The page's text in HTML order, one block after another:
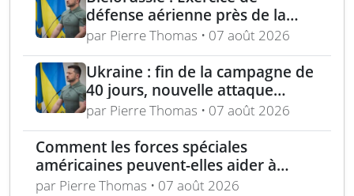
défense aérienne près de la
frontière ukrainienne dans un
contexte tendu
par Pierre Thomas • 07 août 2026
Ukraine : fin de la campagne de
40 jours, nouvelle attaque
contre Wildberries et
élimination d’un général russe à
Moscou
par Pierre Thomas • 07 août 2026
Comment les forces spéciales
américaines peuvent-elles aider à
repousser la Chine à Taïwan ?
par Pierre Thomas • 07 août 2026